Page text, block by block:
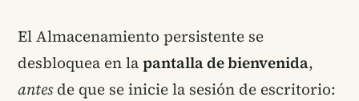
El Almacenamiento persistente se
desbloquea en lapantalla de bienvenida,
antesde que se inicie la sesión de escritorio: